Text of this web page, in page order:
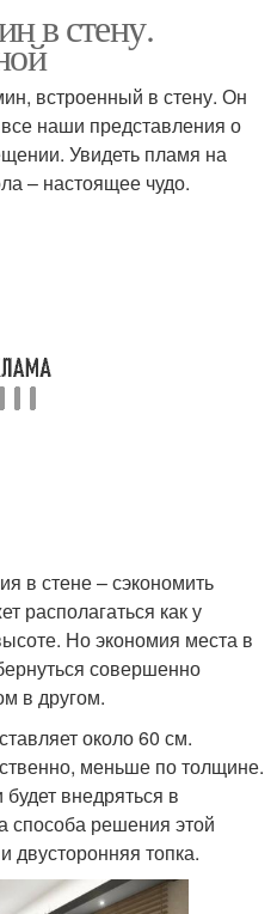
в стену.
встроенный в стену. Он
наши представления о
Увидеть пламя на
– настоящее чудо.
в стене – сэкономить
располагаться как у
Но экономия места в
совершенно
в другом.
около 60 см.
меньше по толщине.
внедряться в
способа решения этой
двусторонняя топка.